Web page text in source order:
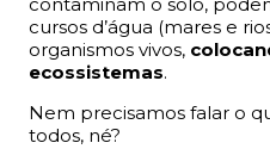
cursos d’água (mares e
organismos vivos,
ecossistemas.
Nem precisamos falar o
todos, né?